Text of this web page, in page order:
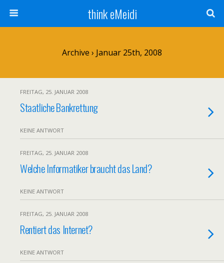
think eMeidi
Archive › Januar 25th, 2008
FREITAG, 25. JANUAR 2008
Staatliche Bankrettung
KEINE ANTWORT
FREITAG, 25. JANUAR 2008
Welche Informatiker braucht das Land?
KEINE ANTWORT
FREITAG, 25. JANUAR 2008
Rentiert das Internet?
KEINE ANTWORT